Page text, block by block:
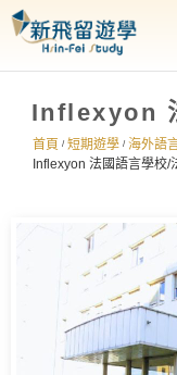
Inflexyon
首頁 / 短期遊學 / 海外語
Inflexyon 法國語言學校/